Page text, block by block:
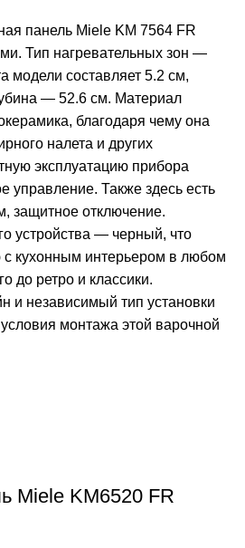
панель Miele KM 7564 FR
Тип нагревательных зон —
модели составляет 5.2 см,
— 52.6 см. Материал
благодаря чему она
налета и других
эксплуатацию прибора
управление. Также здесь есть
защитное отключение.
устройства — черный, что
с кухонным интерьером в любом
до ретро и классики.
и независимый тип установки
монтажа этой варочной
Miele KM6520 FR